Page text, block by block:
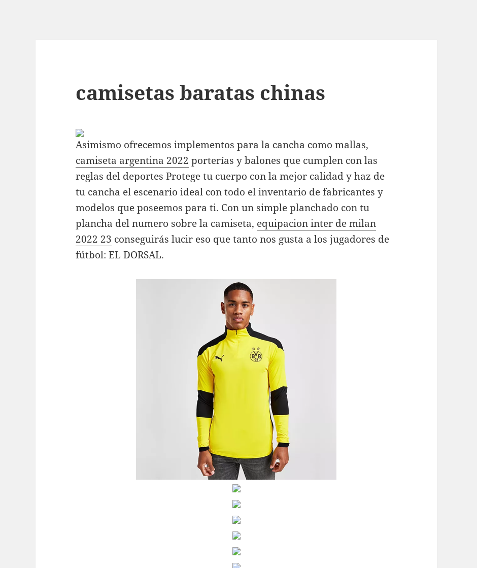
camisetas baratas chinas
Asimismo ofrecemos implementos para la cancha como mallas,
camiseta argentina 2022 porterías y balones que cumplen con las
reglas del deportes Protege tu cuerpo con la mejor calidad y haz de
tu cancha el escenario ideal con todo el inventario de fabricantes y
modelos que poseemos para ti. Con un simple planchado con tu
plancha del numero sobre la camiseta, equipacion inter de milan
2022 23 conseguirás lucir eso que tanto nos gusta a los jugadores de
fútbol: EL DORSAL.